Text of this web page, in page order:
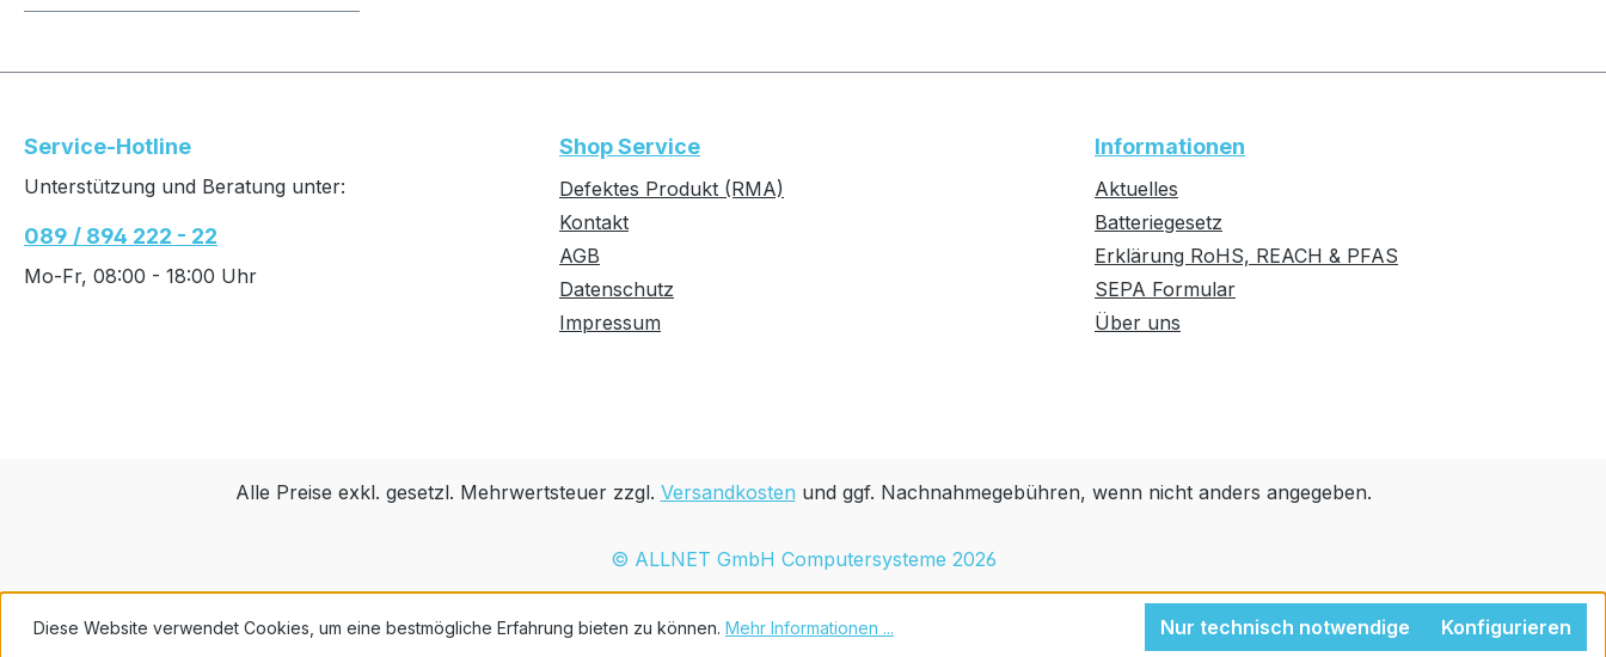
Service-Hotline
Unterstützung und Beratung unter:
089 / 894 222 - 22
Mo-Fr, 08:00 - 18:00 Uhr
Shop Service
Defektes Produkt (RMA)
Kontakt
AGB
Datenschutz
Impressum
Informationen
Aktuelles
Batteriegesetz
Erklärung RoHS, REACH & PFAS
SEPA Formular
Über uns
Alle Preise exkl. gesetzl. Mehrwertsteuer zzgl. Versandkosten und ggf. Nachnahmegebühren, wenn nicht anders angegeben.
© ALLNET GmbH Computersysteme 2026
Diese Website verwendet Cookies, um eine bestmögliche Erfahrung bieten zu können. Mehr Informationen ... Nur technisch notwendige Konfigurieren